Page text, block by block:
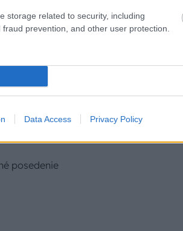
storage related to security, including
prevention, and other user protection.
Data Access Privacy Policy
Všetko o súťaži
na celý dom!
posedenie